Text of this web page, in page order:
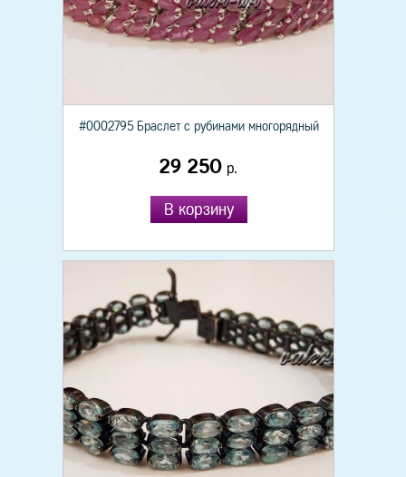
#0002795 Браслет с рубинами многорядный
29 250 р.
В корзину